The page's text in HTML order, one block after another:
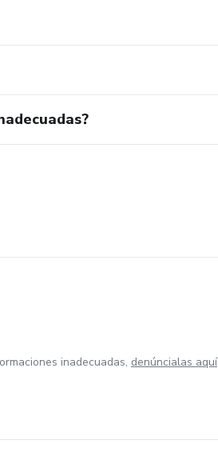
inadecuadas, denúncialas aquí